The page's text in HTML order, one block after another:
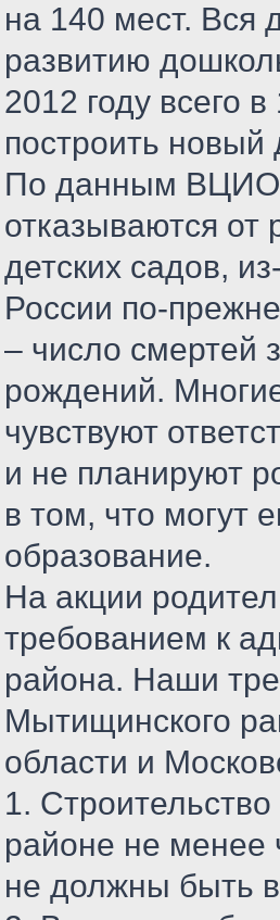
на 140 мест. Вся
развитию
2012 году всего
построить новый
По данным
отказываются от
детских садов,
России по-
– число смертей
рождений.
чувствуют
и не планируют
в том, что могут
образование.
На акции
требованием к
района. Наши
Мытищинского
области и
1.
районе не менее
не должны быть